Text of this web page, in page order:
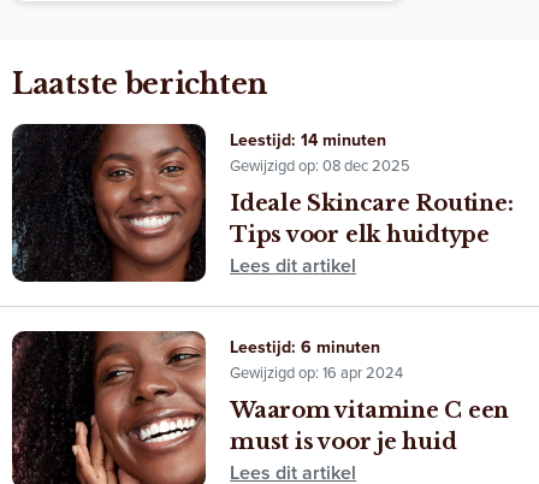
Laatste berichten
Leestijd: 14 minuten
Gewijzigd op: 08 dec 2025
Ideale Skincare Routine:
Tips voor elk huidtype
Lees dit artikel
Leestijd: 6 minuten
Gewijzigd op: 16 apr 2024
Waarom vitamine C een
must is voor je huid
Lees dit artikel